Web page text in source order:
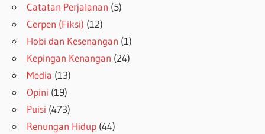
Catatan Perjalanan (5)
Cerpen (Fiksi) (12)
Hobi dan Kesenangan (1)
Kepingan Kenangan (24)
Media (13)
Opini (19)
Puisi (473)
Renungan Hidup (44)